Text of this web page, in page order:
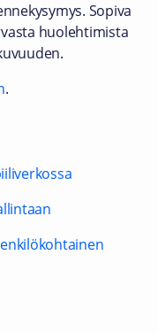
Sopiva
huolehtimista
.